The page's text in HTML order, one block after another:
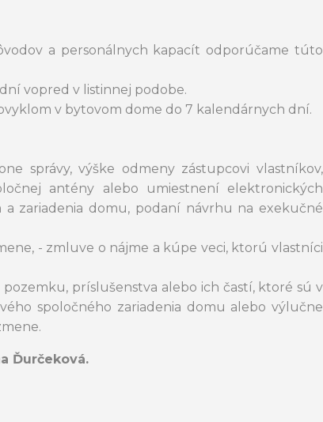
a personálnych kapacít odporúčame túto
vopred v listinnej podobe.
v bytovom dome do 7 kalendárnych dní.
správy, výške odmeny zástupcovi vlastníkov,
antény alebo umiestnení elektronických
zariadenia domu, podaní návrhu na exekučné
- zmluve o nájme a kúpe veci, ktorú vlastníci
príslušenstva alebo ich častí, ktoré sú v
spoločného zariadenia domu alebo výlučne
Ďurčeková.